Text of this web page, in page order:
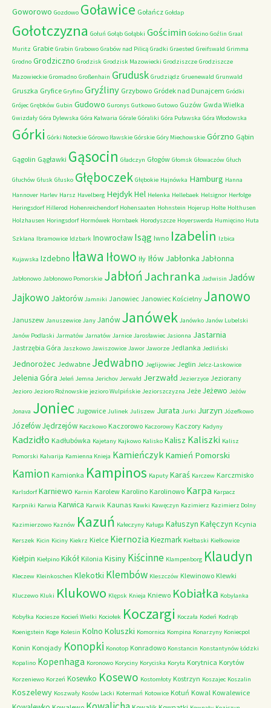
Goworowo Gozdowo Goławice Gołańcz Gołdap
Gołotczyzna Gołuń Gołąb Gołąbki Gościmin Gościno Goźlin Graal
Muritz Grabie Grabin Grabowo Grabów nad Pilicą Gradki Graested Greifswald Grimma
Grodno Grodziczno Grodzisk Grodzisk Mazowiecki Grodziszcze Grodziszcze
Mazowieckie Gromadno Großenhain Grudusk Grudziądz Gruenewald Grunwald
Gruszka Gryfice Gryfino Gryźliny Grzybowo Gródek nad Dunajcem Gródki
Grójec Grębków Gubin Gudowo Guronys Gutkowo Gutowo Guzów Gwda Wielka
Gwizdały Góra Dylewska Góra Kalwaria Górale Góraliki Góra Puławska Góra Włodowska
Górki Górki Noteckie Górowo Iławskie Górskie Góry Miechowskie Górzno Gąbin
Gągolin Gągławki Gąsocin Gładczyn Głogów Głomsk Głowaczów Głuch
Głuchów Głusk Głusko Głęboczek Głębokie Hajnówka Hamburg Hanna
Hannover Harlev Harsz Havelberg HejdykHel Helenka Hellebaek Helsignor Herfolge
Heringsdorf Hillerod Hohenreichendorf Hohensaaten Hohnstein Hojerup Holte Holthusen
Holzhausen Horingsdorf Hormówek Hornbaek Horodyszcze Hoyerswerda Humięcino Huta
Szklana Ibramowice Idzbark Inowrocław Isąg Iwno Izabelin Izbica
Kujawska Izdebno Iława Iłowo Iły Iłów Jabłonka Jabłonna
Jabłonowo Jabłonowo Pomorskie JabłońJachranka Jadwisin Jadów
Jajkowo Jaktorów Jamniki Janowiec Janowiec Kościelny Janowo
Januszew Januszewice Jany Janów Janówek Janówko Janów Lubelski
Janów Podlaski Jarmatów Jarnatów Jarnice Jarosławiec Jasionna Jastarnia
Jastrzębia Góra Jaszkowo Jawiszowice Jawor Jaworze Jedlanka Jedliński
Jednorożec Jedwabne Jedwabno Jeglijowiec Jeglin Jelcz-Laskowice
Jelenia Góra Jeleń Jemna Jerichov Jerwałd Jerzwałd Jezierzyce Jeziorany
Jezioro Jezioro Rożnowskie jezioro Wulpińskie Jeziorszczyzna Jeże Jeżewo Jeżów
Jonava Joniec Jugowice Julinek Juliszew Jurata Jurki Jurzyn Józefkowo
JózefówJędrzejów Kaczkowo Kaczorowo Kaczorowy Kaczory Kadyny
Kadzidło Kadłubówka Kajetany Kajkowo Kalisko Kalisz Kaliszki Kalisz
Pomorski Kalvarija Kamienna Knieja Kamieńczyk Kamień Pomorski
Kamion Kamionka Kampinos Kaputy Karaś Karczew Karczmisko
Karlsdorf Karniewo Karnin Karolew Karolino Karolinowo Karpa Karpacz
Karpniki Karwia Karwica Karwik Kaunas Kawki Kawęczyn Kazimierz Kazimierz Dolny
Kazimierzowo Kaznów Kazuń Kałeczyny Kaługa Kałuszyn Kałęczyn Kcynia
Kerszek Kicin Kiciny Kiekrz Kielce Kiernozia Kiezmark Kiełbaski Kiełkowice
Kiełpin Kiełpino Kikół Kilonia Kisiny Kiścinne Klampenborg Klaudyn
Kleczew Kleinkoschen Klekotki Klembów Kleszczów Klewinowo Klewki
Kluczewo Kluki Klukowo Klępsk Knieja Kniewo Kobiałka Kobylanka
Kobyłka Kociesze Kocień Wielki Kociołek Koczargi Koczała Kodeń Kodrąb
Koenigstein Koge Kolesin Kolno Koluszki Komornica Kompina Konarzyny Koniecpol
Konin Konojady Konopki Konotop Konradowo Konstancin Konstantynów Łódzki
Kopalino Kopenhaga Koronowo Koryciny Koryciska Koryta Korytnica Korytów
Korzeniewo Korzeń Kosewko Kosewo Kostomłoty Kostrzyn Koszajec Koszalin
Koszelewy Koszwały Kosów Lacki Kotermań Kotowice Kotuń Kowal Kowalewice